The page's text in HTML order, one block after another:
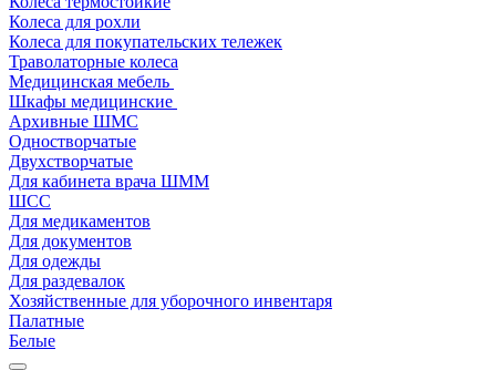
Колеса для рохли
Колеса для покупательских тележек
Траволаторные колеса
Медицинская мебель
Шкафы медицинские
Архивные ШМС
Одностворчатые
Двухстворчатые
Для кабинета врача ШММ
ШСС
Для медикаментов
Для документов
Для одежды
Для раздевалок
Хозяйственные для уборочного инвентаря
Палатные
Белые